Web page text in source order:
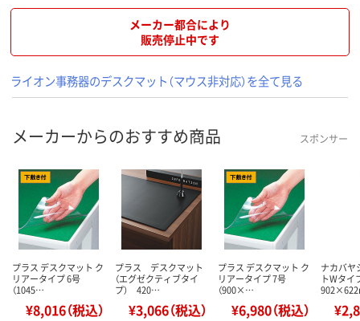
メーカー都合により
販売停止中です
ライオン事務器のデスクマット（マウス非対応）を全て見る
メーカーからのおすすめ商品 スポンサー
プラス デスクマット ク
リアータイプ 6号
（1045…
¥8,016（税込）
プラス デスクマット
（エグゼクティブタイ
プ） 420…
¥3,066（税込）
プラス デスクマット ク
リアータイプ 7号
（900×…
¥6,980（税込）
ナカバヤ
トWタイ